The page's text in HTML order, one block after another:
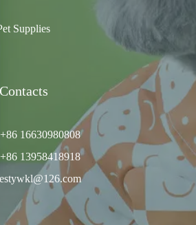
Supplies
Contacts
16630980808
13958418918